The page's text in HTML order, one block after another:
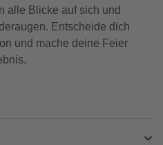
alle Blicke auf sich und
Entscheide dich
und mache deine Feier